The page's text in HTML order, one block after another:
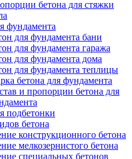
бетона для стяжки
фундамента
для фундамента бани
для фундамента гаража
для фундамента дома
для фундамента теплицы
бетона для фундамента
и пропорции бетона для
подбетонки
бетона
конструкционного бетона
мелкозернистого бетона
специальных бетонов